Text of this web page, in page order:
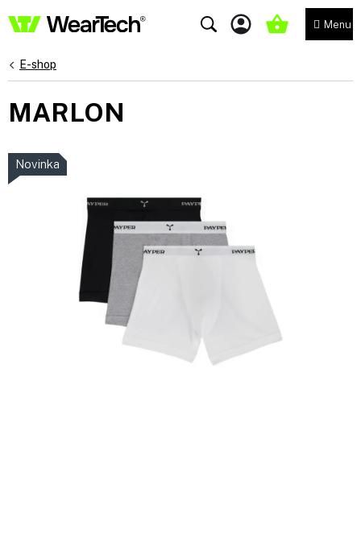
na
NÁKUPNÍ
E-shop
MARLON
Novinka